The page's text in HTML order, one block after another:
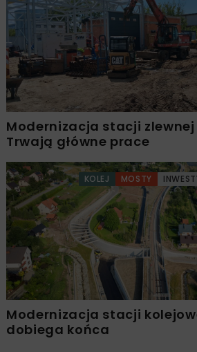
Modernizacja stacji zlewnej
Trwają główne prace
KOLEJ MOSTY
Modernizacja stacji
dobiega końca